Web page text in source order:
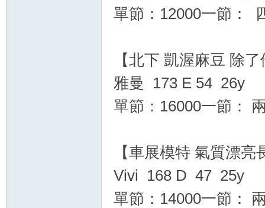
單節：12000一節：
【北下 凱渥麻豆 除
雅曼 173 E 54 26y
單節：16000一節：
【車展模特 氣質漂亮
Vivi 168 D 47 25y
單節：14000一節：